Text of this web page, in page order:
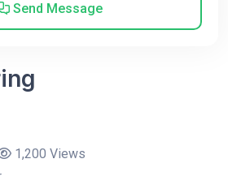
Send Message
1,200 Views